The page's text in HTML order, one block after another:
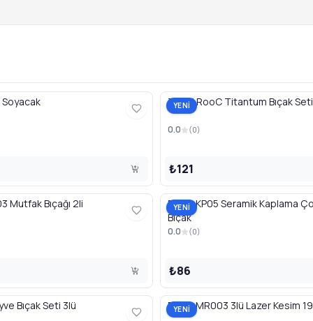
Soyacak YENİ
TT03 RooC Titantum Bıçak
0.0 (0)
₺121
RooC KP003 Mutfak Bıçağı 2li YENİ
RooC KP05 Seramik Kaplama Çok Amaçlı
Bıçak
0.0 (0)
₺86
Meyve Bıçak Seti 3lü YENİ RooC MR003 3lü Lazer